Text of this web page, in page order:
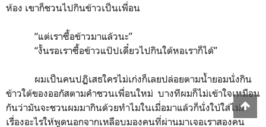
ห้อง เขาก็ชวนไปกินข้าวเป็นเพื่อน
“แต่เราซื้อข้าวมาแล้วนะ”
“งั้นรอเราซื้อข้าวแป๊ปเดี๋ยวไปกินใต้หอเราก็ได้”
ผมเป็นคนปฏิเสธใครไม่เก่งก็เลยปล่อยตามน้ำยอมนั่งกิน
ข้าวใต้ของออกัสตามคำชวนเพื่อนใหม่ บางทีผมก็ไม่เข้าใจเหมือน
กันว่ามันจะชวนผมมากินด้วยทำไมในเมื่อมาแล้วก็นั่งใบ้ใส่ไม่มี
เรื่องอะไรให้พูดนอกจากเหลือบมองคนที่ผ่านมาเจอเราสองคน